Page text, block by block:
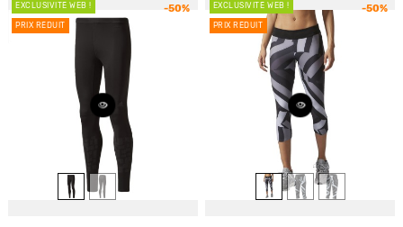
EXCLUSIVITÉ WEB !
PRIX RÉDUIT
-50% EXCLUSIVITÉ WEB !
PRIX RÉDUIT
-50%